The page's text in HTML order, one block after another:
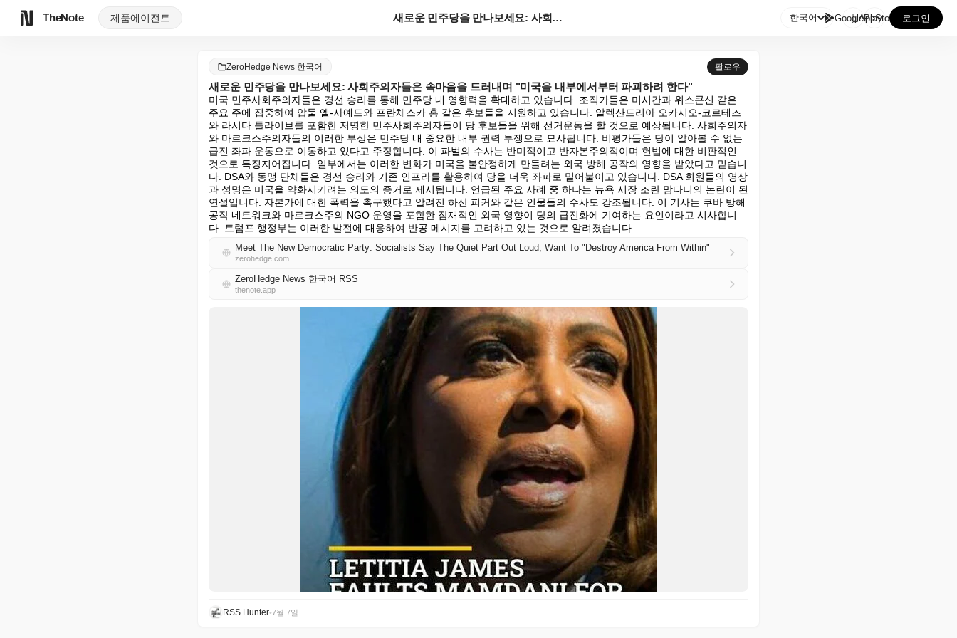
TheNote 제품에이전트 새로운 민주당을 만나보세요: 사회주의자들은 속마음을 드... 한국어 GooglePlay
AppStore 로그인
ZeroHedge News 한국어 팔로우
새로운 민주당을 만나보세요: 사회주의자들은 속마음을 드러내며 "미국을 내부에서부터 파괴하려 한다"
미국 민주사회주의자들은 경선 승리를 통해 민주당 내 영향력을 확대하고 있습니다. 조직가들은 미시간과 위스콘신 같은
주요 주에 집중하여 압둘 엘-사예드와 프란체스카 홍 같은 후보들을 지원하고 있습니다. 알렉산드리아 오카시오-코르테즈
와 라시다 틀라이브를 포함한 저명한 민주사회주의자들이 당 후보들을 위해 선거운동을 할 것으로 예상됩니다. 사회주의자
와 마르크스주의자들의 이러한 부상은 민주당 내 중요한 내부 권력 투쟁으로 묘사됩니다. 비평가들은 당이 알아볼 수 없는
급진 좌파 운동으로 이동하고 있다고 주장합니다. 이 파벌의 수사는 반미적이고 반자본주의적이며 헌법에 대한 비판적인
것으로 특징지어집니다. 일부에서는 이러한 변화가 미국을 불안정하게 만들려는 외국 방해 공작의 영향을 받았다고 믿습니
다. DSA와 동맹 단체들은 경선 승리와 기존 인프라를 활용하여 당을 더욱 좌파로 밀어붙이고 있습니다. DSA 회원들의 영상
과 성명은 미국을 약화시키려는 의도의 증거로 제시됩니다. 언급된 주요 사례 중 하나는 뉴욕 시장 조란 맘다니의 논란이 된
연설입니다. 자본가에 대한 폭력을 촉구했다고 알려진 하산 피커와 같은 인물들의 수사도 강조됩니다. 이 기사는 쿠바 방해
공작 네트워크와 마르크스주의 NGO 운영을 포함한 잠재적인 외국 영향이 당의 급진화에 기여하는 요인이라고 시사합니
다. 트럼프 행정부는 이러한 발전에 대응하여 반공 메시지를 고려하고 있는 것으로 알려졌습니다.
Meet The New Democratic Party: Socialists Say The Quiet Part Out Loud, Want To "Destroy America From Within"
zerohedge.com
ZeroHedge News 한국어 RSS
thenote.app
RSS Hunter•7월 7일